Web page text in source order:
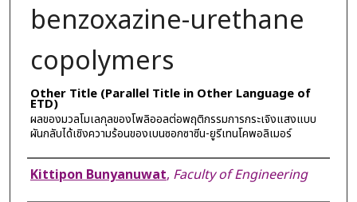
benzoxazine-urethane
copolymers
Other Title (Parallel Title in Other Language of
ETD)
ผลของมวลโมเลกุลของโพลิออลต่อพฤติกรรมการกระเจิงแสงแบบ
ผันกลับได้เชิงความร้อนของเบนซอกซาซีน-ยูรีเทนโคพอลิเมอร์
Author
Kittipon Bunyanuwat, Faculty of Engineering